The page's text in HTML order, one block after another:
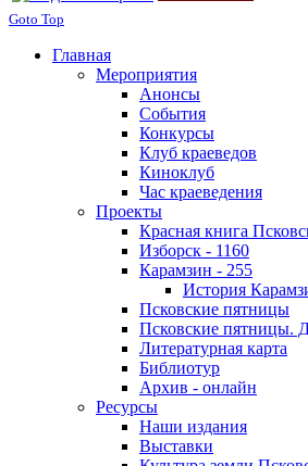
Goto Top
Главная
Мероприятия
Анонсы
События
Конкурсы
Клуб краеведов
Киноклуб
Час краеведения
Проекты
Красная книга
Изборск - 1160
Карамзин - 255
История
Псковские пятницы
Псковские пятницы.
Литературная карта
Библиотур
Архив - онлайн
Ресурсы
Наши издания
Выставки